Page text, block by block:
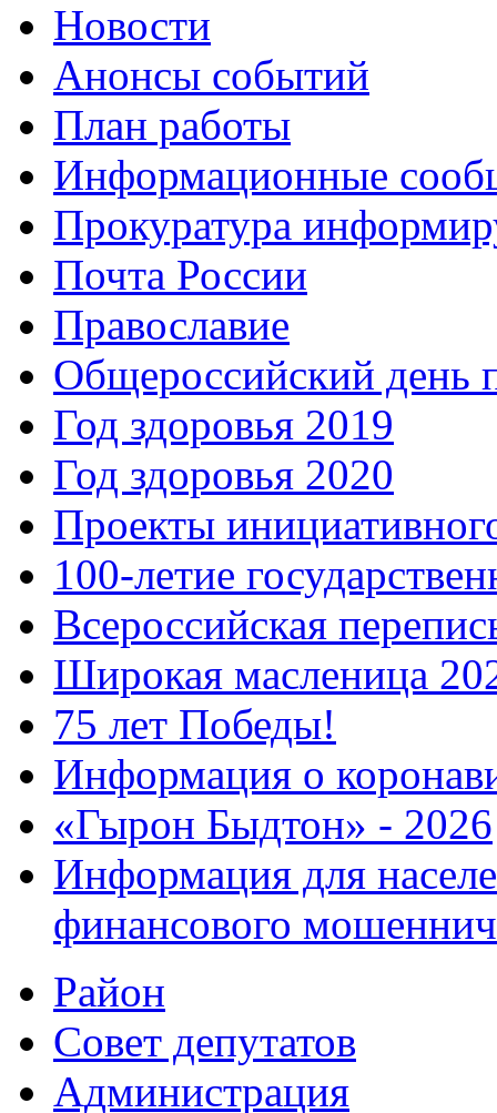
Новости
Анонсы событий
План работы
Информационные
Прокуратура
Почта России
Православие
Общероссийский день
Год здоровья 2019
Год здоровья 2020
Проекты
100-летие
Всероссийская
Широкая масленица
75 лет Победы!
Информация о
«Гырон Быдтон» - 2026
Информация для
финансового
Район
Совет депутатов
Администрация